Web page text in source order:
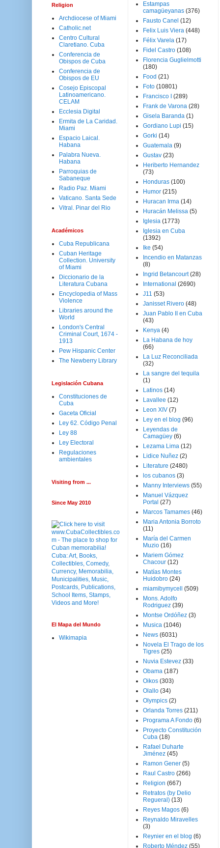
Religion
Archdiocese of Miami
Catholic.net
Centro Cultural
Claretiano. Cuba
Conferencia de
Obispos de Cuba
Conferencia de
Obispos de EU
Cosejo Episcopal
Latinoamericano.
CELAM
Ecclesia Digital
Ermita de La Caridad.
Miami
Espacio Laical.
Habana
Palabra Nueva.
Habana
Parroquias de
Sabaneque
Radio Paz. Miami
Vaticano. Santa Sede
Vitral. Pinar del Rio
Académicos
Cuba Republicana
Cuban Heritage
Collection. University
of Miami
Diccionario de la
Literatura Cubana
Encyclopedia of Mass
Violence
Libraries around the
World
London's Central
Criminal Court, 1674 -
1913
Pew Hispanic Center
The Newberry Library
Legislación Cubana
Constituciones de
Cuba
Gaceta Oficial
Ley 62. Código Penal
Ley 88
Ley Electoral
Regulaciones
ambientales
Visiting from ...
Since May 2010
El Mapa del Mundo
Wikimapia
Estampas
camagüeyanas (376)
Fausto Canel (12)
Felix Luis Viera (448)
Félix Varela (17)
Fidel Castro (108)
Florencia Guglielmotti
(180)
Food (21)
Foto (10801)
Francisco I
(289)
Frank de Varona (28)
Gisela Baranda (1)
Gordiano Lupi (15)
Gorki (14)
Guatemala (9)
Gustav (23)
Heriberto Hernandez
(73)
Honduras (100)
Humor (215)
Huracan Irma (14)
Huracán Melissa (5)
Iglesia (1773)
Iglesia en Cuba
(1392)
Ike (54)
Incendio en Matanzas
(8)
Ingrid Betancourt (28)
International (2690)
J11 (53)
Janisset Rivero (48)
Juan Pablo II en Cuba
(43)
Kenya (4)
La Habana de hoy
(66)
La Luz Reconciliada
(32)
La sangre del tequila
(1)
Latinos (14)
Lavallee (12)
Leon XIV (7)
Ley en el blog (96)
Leyendas de
Camagüey (6)
Lezama Lima (12)
Lidice Nuñez (2)
Literature (2480)
los cubanos (3)
Manny Interviews (55)
Manuel Vázquez
Portal (27)
Marcos Tamames (46)
Maria Antonia Borroto
(11)
María del Carmen
Muzio (16)
Mariem Gómez
Chacour (12)
Matías Montes
Huidobro (24)
miamibymycell
(509)
Mons. Adolfo
Rodriguez (39)
Montse Ordóñez (3)
Musica (1046)
News (6031)
Novela El Trago de los
Tigres (25)
Nuvia Estevez (33)
Obama (187)
Oikos (303)
Olallo (34)
Olympics (2)
Orlanda Torres (211)
Programa A Fondo (6)
Proyecto Constitución
Cuba (18)
Rafael Duharte
Jiménez (45)
Ramon Gener (5)
Raul Castro (266)
Religion (667)
Retratos (by Delio
Regueral) (13)
Reyes Magos (6)
Reynaldo Miravelles
(3)
Reynier en el blog (6)
Roberto Méndez (55)